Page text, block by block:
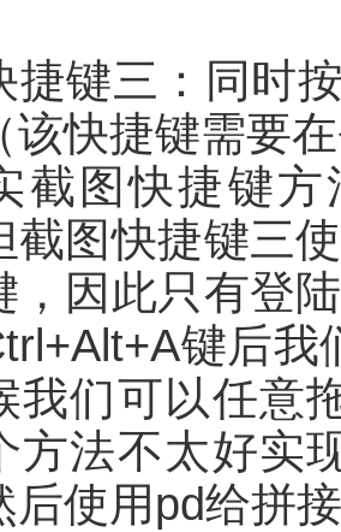
捷键三：同时
该快捷键需要
图快捷键方
截图快捷键三
，因此只有登
键后
我们可以任意
方法不太好实
后使用pd给拼